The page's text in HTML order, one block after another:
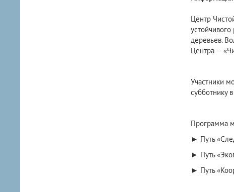
Центр
деревьев.
Центра —
Участники
субботнику
Программа
► Путь
► Путь
► Путь